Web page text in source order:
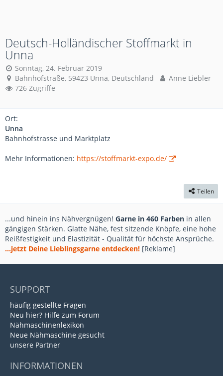
Deutsch-Holländischer Stoffmarkt in
Unna
Sonntag, 24. Februar 2019
Bahnhofstraße, 59423 Unna, Deutschland
Anne Liebler
726 Zugriffe
Ort:
Unna
Bahnhofstrasse und Marktplatz
Mehr Informationen: https://stoffmarkt-expo.de/
Teilen
...und hinein ins Nähvergnügen! Garne in 460 Farben in allen
gängigen Stärken. Glatte Nähe, fest sitzende Knöpfe, eine hohe
Reißfestigkeit und Elastizität - Qualität für höchste Ansprüche.
...jetzt Deine Lieblingsgarne entdecken! [Reklame]
SUPPORT
häufig gestellte Fragen
Neu hier? Hilfe zum Forum
Nähmaschinenlexikon
Neue Nähmaschine gesucht
unsere Partner
INFORMATIONEN